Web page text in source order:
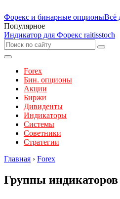
Форекс и бинарные опционыВсё
Популярное
Индикатор для Форекс raitisstoch
Forex
Бин. опционы
Акции
Биржи
Дивиденты
Индикаторы
Системы
Советники
Стратегии
Главная › Forex
Группы